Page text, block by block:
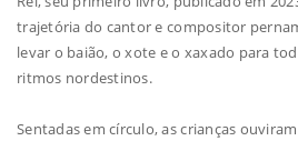
trajetória do cantor e compositor
levar o baião, o xote e o xaxado para
ritmos nordestinos.
Sentadas em círculo, as crianças